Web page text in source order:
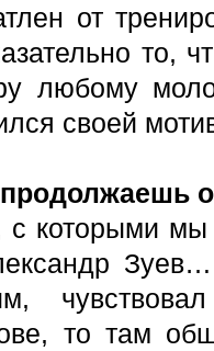
от
то,
любому
своей
которыми
то там